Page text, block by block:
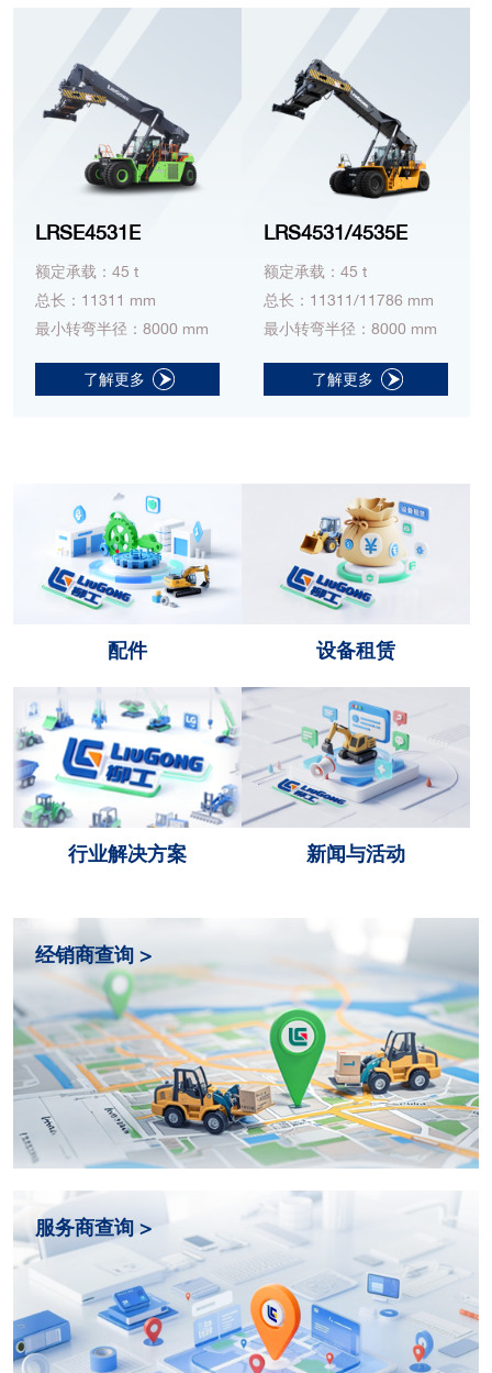
LRSE4531E
额定承载：45 t
总长：11311 mm
最小转弯半径：8000 mm
了解更多
LRS4531/4535E
额定承载：45 t
总长：11311/11786 mm
最小转弯半径：8000 mm
了解更多
配件 设备租赁
行业解决方案 新闻与活动
经销商查询 >
服务商查询 >